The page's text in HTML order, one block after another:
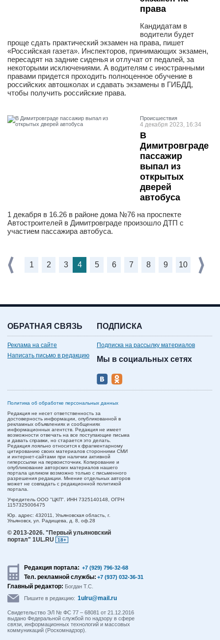
права
Кандидатам в
водители будет
проще сдать практический экзамен на права, пишет
«Российская газета». Инспекторов, принимающих экзамен,
пересадят на задние сиденья и отлучат от педалей, за
некоторыми исключениями. А водителям с иностранными
правами придется проходить полноценное обучение в
российских автошколах и сдавать экзамены в ГИБДД,
чтобы получить российские права.
Проиcшествия
4 декабря 2023, 16:34
В
Димитровграде
пассажир
выпал из
открытых
дверей
автобуса
1 декабря в 16.26 в районе дома №76 на проспекте
Автостроителей в Димитровграде произошло ДТП с
участием пассажира автобуса.
1 2 3 4 5 6 7 8 9 10
ОБРАТНАЯ СВЯЗЬ
Реклама на сайте
Написать письмо в редакцию
ПОДПИСКА
Подписка на рассылку материалов
Мы в социальных сетях
Политика об обработке персональных данных
Редакция не несет ответственность за
достоверность информации, опубликованной в
рекламных объявлениях и сообщениях
информационных агентств. Редакция не имеет
возможности отвечать на все поступающие письма
и давать справки, но старается это делать.
Редакция лояльно относится к фрагментарному
цитированию своих материалов сторонними СМИ
и интернет-сайтами при наличии активной
гиперссылки на первоисточник. Копирование и
опубликование авторских материалов нашего
портала целиком возможно только с письменного
разрешения редакции. Мнение отдельных авторов
может не совпадать с редакционной политикой
портала.
Учредитель ООО "ЦКП". ИНН 7325140148, ОГРН
1157325006475
Юр. адрес: 432011, Ульяновская область, г.
Ульяновск, ул. Радищева, д. 8, оф.28
© 2013-2026. "Первый ульяновский
портал" 1UL.RU
18+
Редакция портала: +7 (929) 796-32-68
Тел. рекламной службы: +7 (937) 032-36-31
Главный редактор: Богдан Т.С.
Пишите в редакцию: 1ulru@mail.ru
Свидетельство ЭЛ № ФС 77 – 68081 от 21.12.2016
выдано Федеральной службой по надзору в сфере
связи, информационных технологий и массовых
коммуникаций (Роскомнадзор).